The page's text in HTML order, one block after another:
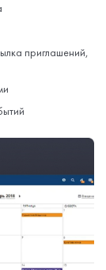
приглашений,